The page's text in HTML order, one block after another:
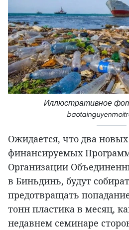
Иллюстративное
Ожидается, что два
финансируемых
Организации
в Биньдинь, будут
предотвращать
тонн пластика в месяц,
недавнем семинаре